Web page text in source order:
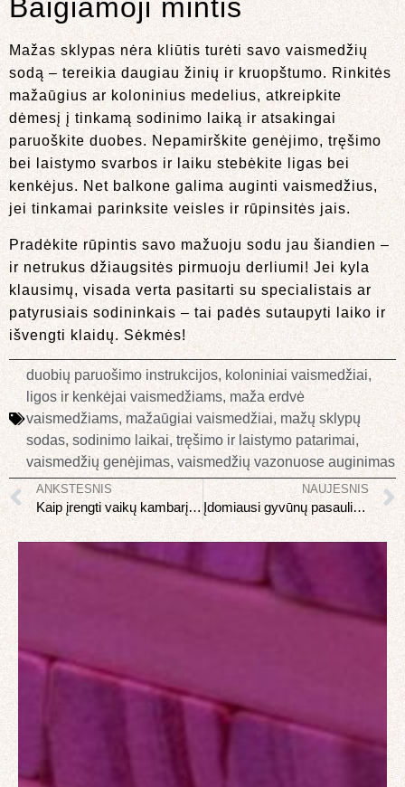
Baigiamoji mintis
Mažas sklypas nėra kliūtis turėti savo vaismedžių
sodą – tereikia daugiau žinių ir kruopštumo. Rinkitės
mažaūgius ar koloninius medelius, atkreipkite
dėmesį į tinkamą sodinimo laiką ir atsakingai
paruoškite duobes. Nepamirškite genėjimo, tręšimo
bei laistymo svarbos ir laiku stebėkite ligas bei
kenkėjus. Net balkone galima auginti vaismedžius,
jei tinkamai parinksite veisles ir rūpinsitės jais.
Pradėkite rūpintis savo mažuoju sodu jau šiandien –
ir netrukus džiaugsitės pirmuoju derliumi! Jei kyla
klausimų, visada verta pasitarti su specialistais ar
patyrusiais sodininkais – tai padės sutaupyti laiko ir
išvengti klaidų. Sėkmės!
duobių paruošimo instrukcijos, koloniniai vaismedžiai,
ligos ir kenkėjai vaismedžiams, maža erdvė
vaismedžiams, mažaūgiai vaismedžiai, mažų sklypų
sodas, sodinimo laikai, tręšimo ir laistymo patarimai,
vaismedžių genėjimas, vaismedžių vazonuose auginimas
ANKSTESNIS
Kaip įrengti vaikų kambarį pagal amžių
NAUJESNIS
Įdomiausi gyvūnų pasaulio rekordai